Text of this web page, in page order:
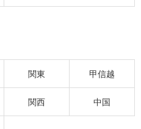
関東 甲信越
関西 中国